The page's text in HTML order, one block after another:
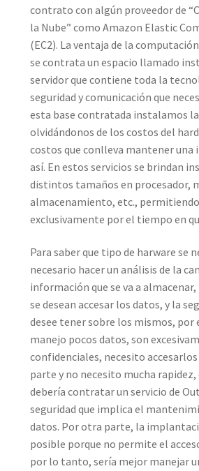
contrato con algún proveedor de
la Nube” como Amazon Elastic
(EC2). La ventaja de la
se contrata un espacio llamado
servidor que contiene toda la
seguridad y comunicación que
esta base contratada instalamos
olvidándonos de los costos del
costos que conlleva mantener
así. En estos servicios se brindan
distintos tamaños en procesador,
almacenamiento, etc.,
exclusivamente por el tiempo en
Para saber que tipo de harware se
necesario hacer un análisis de la
información que se va a almacenar,
se desean accesar los datos, y la
desee tener sobre los mismos, por
manejo pocos datos, son
confidenciales, necesito accesarlos
parte y no necesito mucha
debería contratar un servicio de
seguridad que implica el
datos. Por otra parte, la
posible porque no permite el
por lo tanto, sería mejor manejar